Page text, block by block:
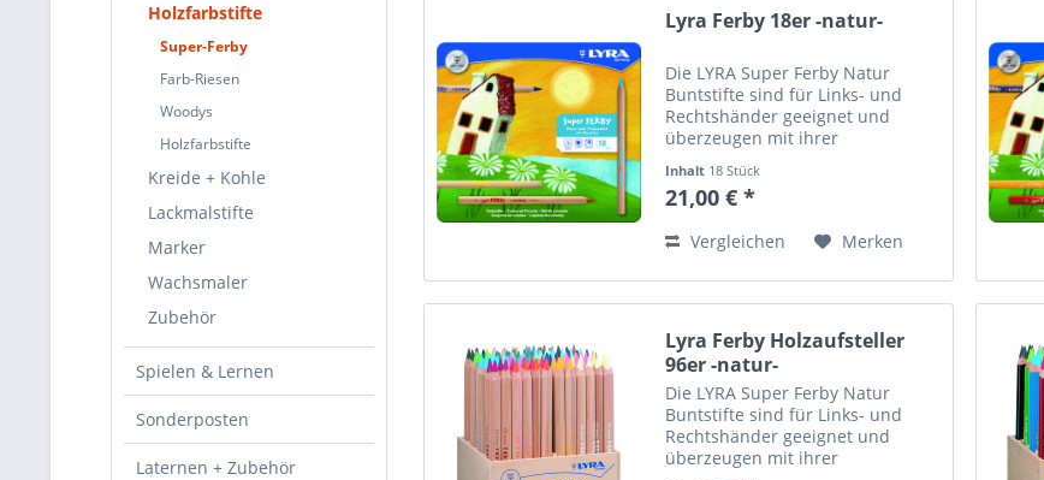
Holzfarbstifte
Super-Ferby
Farb-Riesen
Woodys
Holzfarbstifte
Kreide + Kohle
Lackmalstifte
Marker
Wachsmaler
Zubehör
Spielen & Lernen
Sonderposten
Laternen + Zubehör
Lyra Ferby 18er -natur-
Die LYRA Super Ferby Natur
Buntstifte sind für Links- und
Rechtshänder geeignet und
überzeugen mit ihrer
Form. Hiermit finden auch die
jungen Künstler schnell den
Malvergnügen...
Inhalt 18 Stück
21,00 € *
Vergleichen Merken
Lyra Ferby Holzaufsteller
96er -natur-
Die LYRA Super Ferby Natur
Buntstifte sind für Links- und
Rechtshänder geeignet und
überzeugen mit ihrer